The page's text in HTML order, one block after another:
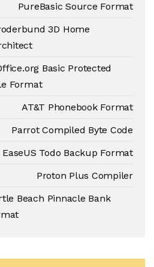
PureBasic Source Format
3D Home
Basic Protected
Format
AT&T Phonebook Format
Parrot Compiled Byte Code
EaseUS Todo Backup Format
Proton Plus Compiler
Beach Pinnacle Bank